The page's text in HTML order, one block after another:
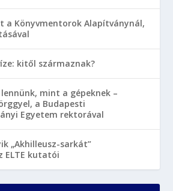
a Könyvmentorok Alapítványnál,
kitől származnak?
mint a gépeknek –
a Budapesti
Egyetem rektorával
„Akhilleusz-sarkát”
kutatói